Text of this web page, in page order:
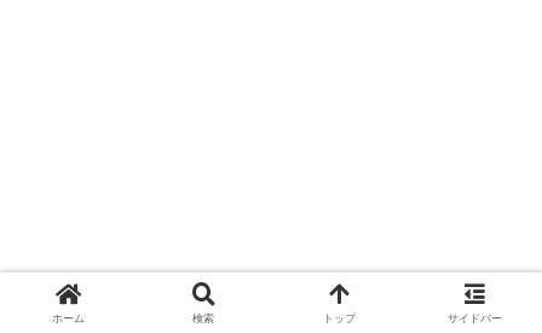
ホーム 検索 トップ サイドバー